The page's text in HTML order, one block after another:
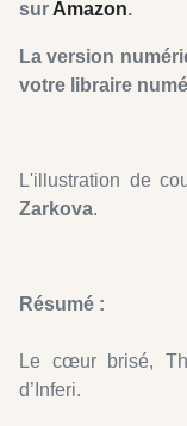
sur Amazon.
La version
votre libraire
L'illustration de
Zarkova.
Résumé :
Le cœur brisé,
d’Inferi.